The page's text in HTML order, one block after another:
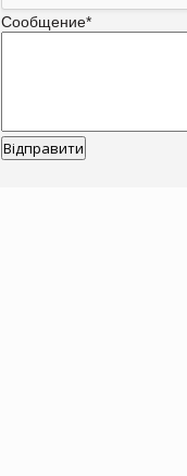
Сообщение*